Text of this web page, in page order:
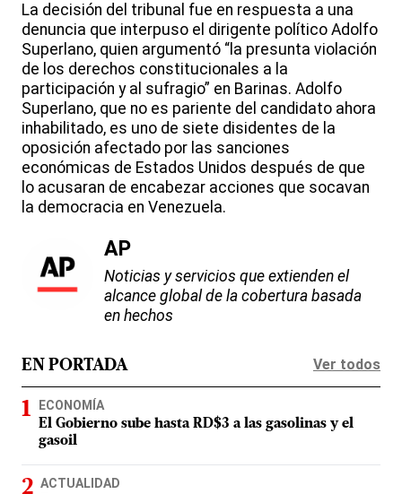
La decisión del tribunal fue en respuesta a una
denuncia que interpuso el dirigente político Adolfo
Superlano, quien argumentó “la presunta violación
de los derechos constitucionales a la
participación y al sufragio” en Barinas. Adolfo
Superlano, que no es pariente del candidato ahora
inhabilitado, es uno de siete disidentes de la
oposición afectado por las sanciones
económicas de Estados Unidos después de que
lo acusaran de encabezar acciones que socavan
la democracia en Venezuela.
AP
Noticias y servicios que extienden el
alcance global de la cobertura basada
en hechos
EN PORTADA Ver todos
ECONOMÍA
El Gobierno sube hasta RD$3 a las gasolinas y el
gasoil
ACTUALIDAD